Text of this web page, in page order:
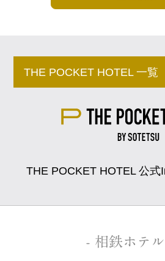
THE POCKET HOTEL 一覧
THE POCKET HOTEL 公式
- 相鉄ホテ